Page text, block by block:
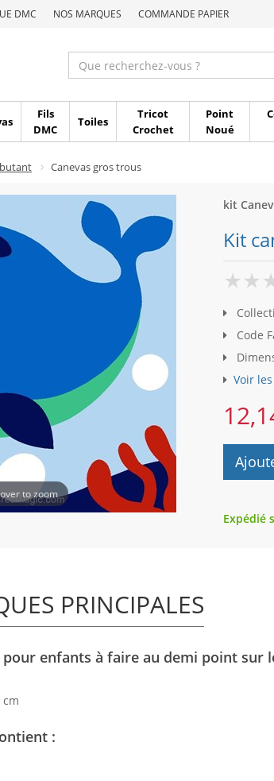
DMC NOS MARQUES COMMANDE PAPIER
Fils
DMC
Toiles
Tricot
Crochet
Point
Noué
Canevas gros trous
to zoom
kit
Kit
Code
Voir
Expédié
PRINCIPALES
enfants à faire au demi point sur
: